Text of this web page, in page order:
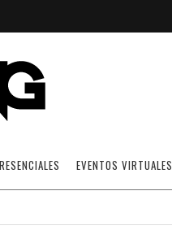
EVENTOS VIRTUALES
ANTROPOLÓGICA
OFF